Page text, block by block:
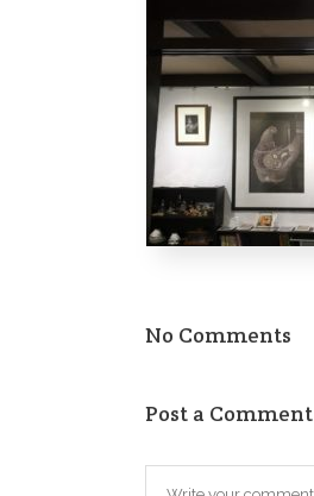
No Comments
Post a Comment